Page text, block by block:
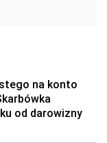
na konto
od darowizny